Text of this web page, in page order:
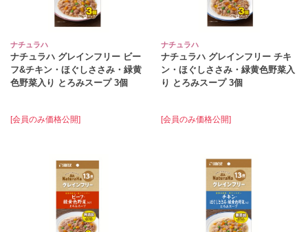
ナチュラハ
ナチュラハ グレインフリー ビー
フ&チキン・ほぐしささみ・緑黄
色野菜入り とろみスープ 3個
[会員のみ価格公開]
ナチュラハ
ナチュラハ グレインフリー チキ
ン・ほぐしささみ・緑黄色野菜入
り とろみスープ 3個
[会員のみ価格公開]